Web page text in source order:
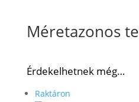
Méretazonos
Érdekelhetnek még…
Raktáron